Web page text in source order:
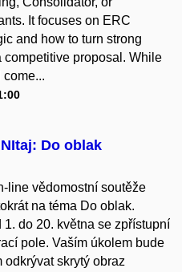
It focuses on ERC
and how to turn strong
competitive proposal. While
Do oblak
line vědomostní soutěže
na téma Do oblak.
1. do 20. května se zpřístupní
pole. Vaším úkolem bude
odkrývat skrytý obraz